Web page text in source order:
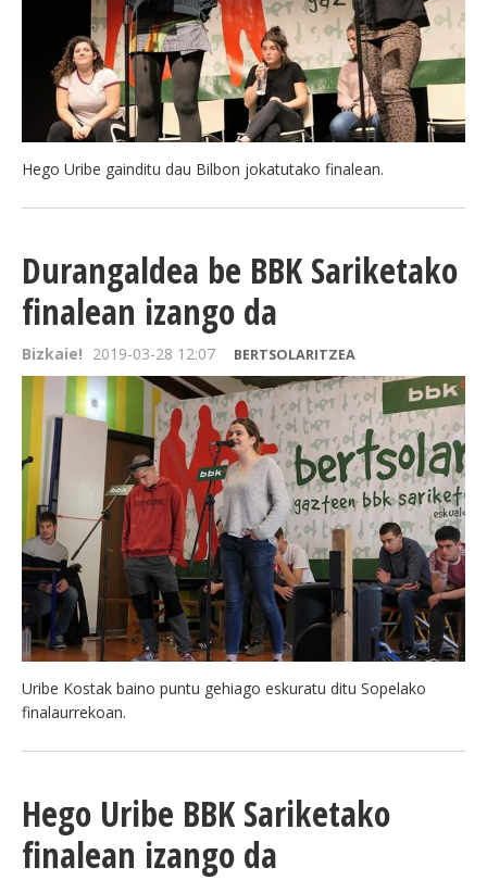
BEREZIAK
ARGAZKIAK
Hego Uribe gainditu dau Bilbon jokatutako finalean.
Durangaldea be BBK Sariketako
finalean izango da
Bizkaie! 2019-03-28 12:07 BERTSOLARITZEA
Uribe Kostak baino puntu gehiago eskuratu ditu Sopelako
finalaurrekoan.
Hego Uribe BBK Sariketako
finalean izango da